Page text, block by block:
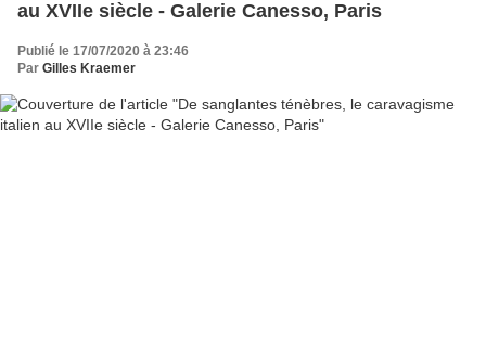
au XVIIe siècle - Galerie Canesso, Paris
Publié le 17/07/2020 à 23:46
Par Gilles Kraemer